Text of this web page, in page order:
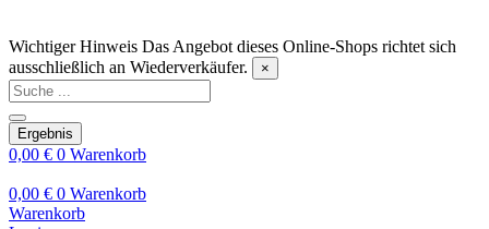
Wichtiger Hinweis Das Angebot dieses Online-Shops richtet sich
ausschließlich an Wiederverkäufer.
×
Search
...
Ergebnis
0,00 € 0 Warenkorb
0,00 € 0 Warenkorb
Warenkorb